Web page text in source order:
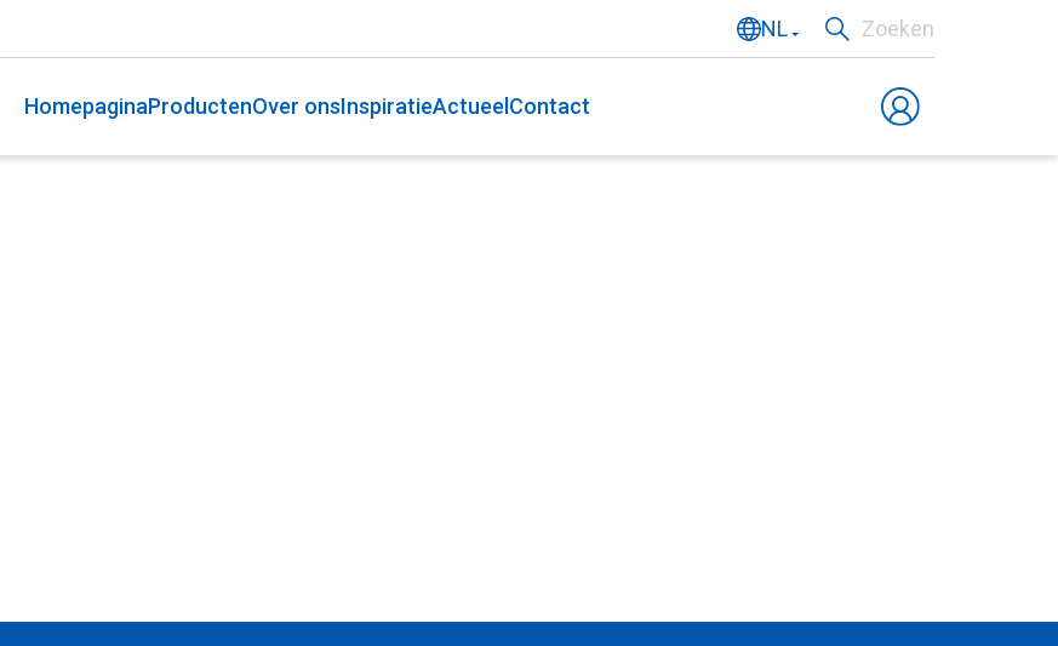
NL
Zoeken
HomepaginaProductenOver onsInspiratieActueel Contact